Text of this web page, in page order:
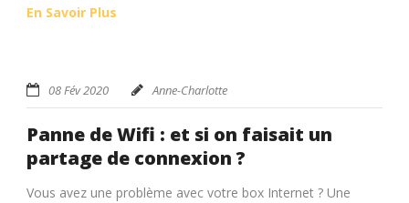
En Savoir Plus
08 Fév 2020 Anne-Charlotte
Panne de Wifi : et si on faisait un
partage de connexion ?
Vous avez une problème avec votre box Internet ? Une